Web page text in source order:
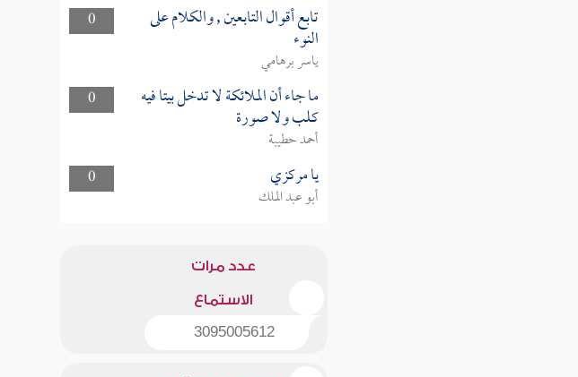
0
تابع أقوال التابعين , والكلام على
النوء
ياسر برهامي
0
ما جاء أن الملائكة لا تدخل بيتا فيه
كلب ولا صورة
أحمد حطيبة
0
يا مركزي
أبو عبد الملك
عدد مرات
الاستماع
3095005612